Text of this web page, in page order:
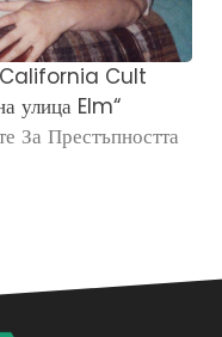
California Cult
улица Elm“
За Престъпността